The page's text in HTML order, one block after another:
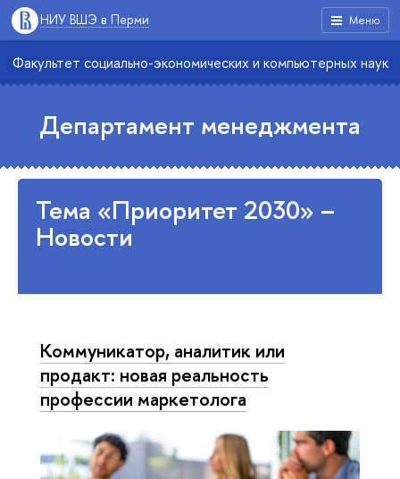
Меню
НИУ ВШЭ в Перми
Факультет социально-экономических и компьютерных наук
Департамент менеджмента
Тема «Приоритет 2030» –
Новости
Коммуникатор, аналитик или
продакт: новая реальность
профессии маркетолога